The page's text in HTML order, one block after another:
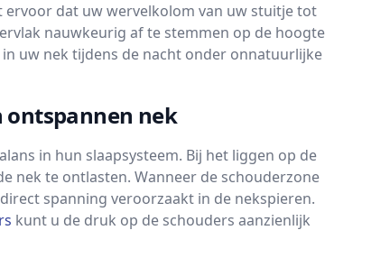
dat uw wervelkolom van uw stuitje tot
nauwkeurig af te stemmen op de hoogte
uw nek tijdens de nacht onder onnatuurlijke
ontspannen nek
in hun slaapsysteem. Bij het liggen op de
nek te ontlasten. Wanneer de schouderzone
spanning veroorzaakt in de nekspieren.
kunt u de druk op de schouders aanzienlijk